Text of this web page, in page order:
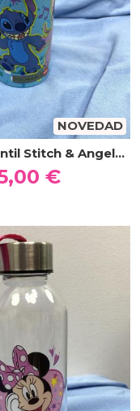
NOVEDAD
Stitch & Angel...
€